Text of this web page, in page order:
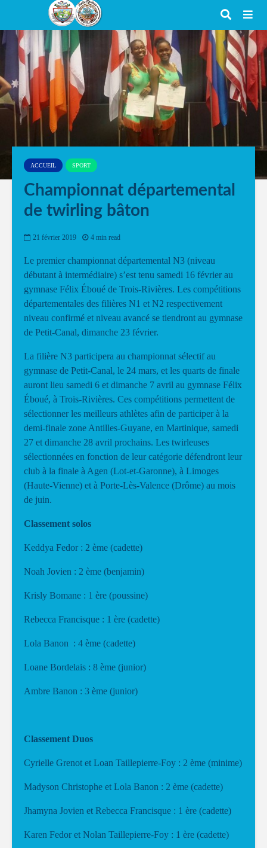
ACCUEIL SPORT
Championnat départemental
de twirling bâton
21 février 2019 4 min read
Le premier championnat départemental N3 (niveau
débutant à intermédiaire) s’est tenu samedi 16 février au
gymnase Félix Éboué de Trois-Rivières. Les compétitions
départementales des filières N1 et N2 respectivement
niveau confirmé et niveau avancé se tiendront au gymnase
de Petit-Canal, dimanche 23 février.
La filière N3 participera au championnat sélectif au
gymnase de Petit-Canal, le 24 mars, et les quarts de finale
auront lieu samedi 6 et dimanche 7 avril au gymnase Félix
Éboué, à Trois-Rivières. Ces compétitions permettent de
sélectionner les meilleurs athlètes afin de participer à la
demi-finale zone Antilles-Guyane, en Martinique, samedi
27 et dimanche 28 avril prochains. Les twirleuses
sélectionnées en fonction de leur catégorie défendront leur
club à la finale à Agen (Lot-et-Garonne), à Limoges
(Haute-Vienne) et à Porte-Lès-Valence (Drôme) au mois
de juin.
Classement solos
Keddya Fedor : 2 ème (cadette)
Noah Jovien : 2 ème (benjamin)
Krisly Bomane : 1 ère (poussine)
Rebecca Francisque : 1 ère (cadette)
Lola Banon : 4 ème (cadette)
Loane Bordelais : 8 ème (junior)
Ambre Banon : 3 ème (junior)
Classement Duos
Cyrielle Grenot et Loan Taillepierre-Foy : 2 ème (minime)
Madyson Christophe et Lola Banon : 2 ème (cadette)
Jhamyna Jovien et Rebecca Francisque : 1 ère (cadette)
Karen Fedor et Nolan Taillepierre-Foy : 1 ère (cadette)